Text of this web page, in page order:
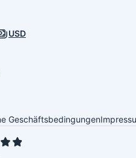
USD
Geschäftsbedingungen